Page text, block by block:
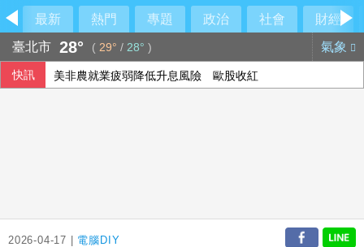
最新 熱門 專題 政治 社會
財經
臺北市 28° ( 29° / 28° ) 氣象
快訊 美非農就業疲弱降低升息風險 歐股收紅
2026-04-17 | 電腦DIY